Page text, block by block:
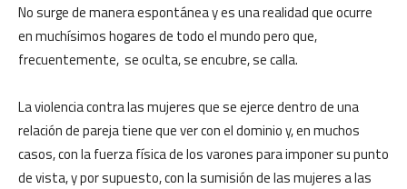
No surge de manera espontánea y es una realidad que ocurre
en muchísimos hogares de todo el mundo pero que,
frecuentemente, se oculta, se encubre, se calla.
La violencia contra las mujeres que se ejerce dentro de una
relación de pareja tiene que ver con el dominio y, en muchos
casos, con la fuerza física de los varones para imponer su punto
de vista, y por supuesto, con la sumisión de las mujeres a las